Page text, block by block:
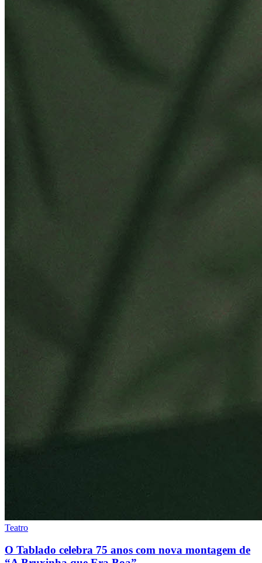
Teatro
O Tablado celebra 75 anos com nova montagem de